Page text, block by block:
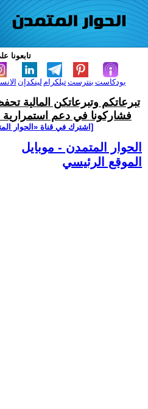
تابعونا
لينكدإن تيلكرامبنترست بودكاست
تبرعاتكم وتبرعاتكن المالية
فشاركونا في دعم استمرارية
[اشترك في قناة ‫«الحوار
الحوار المتمدن - موبايل
الموقع الرئيسي